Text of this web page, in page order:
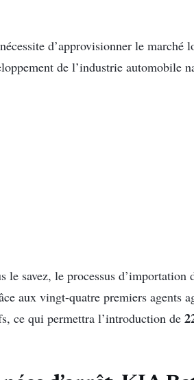
d’approvisionner le marché
de l’industrie automobile
savez, le processus d’importation
aux vingt-quatre premiers agents
ce qui permettra l’introduction de